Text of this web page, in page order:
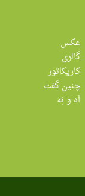
عکس
گالری
کاریکاتور
چنین گفت
اَه و بَه